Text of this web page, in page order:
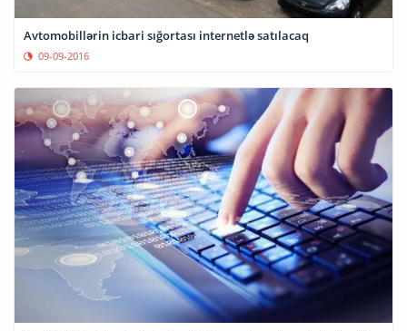
Avtomobillərin icbari sığortası internetlə satılacaq
09-09-2016